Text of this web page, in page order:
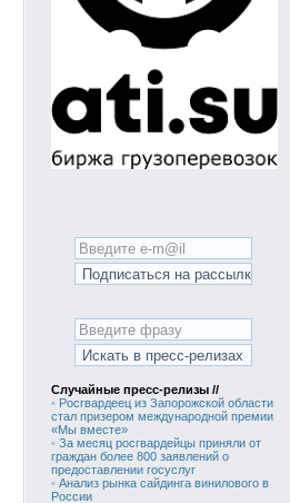
Случайные пресс-релизы //
• Росгвардеец из Запорожской области
стал призером международной премии
«Мы вместе»
• За месяц росгвардейцы приняли от
граждан более 800 заявлений о
предоставлении госуслуг
• Анализ рынка сайдинга винилового в
России